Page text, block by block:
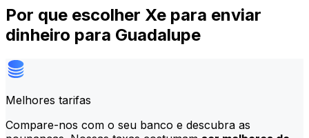
Por que escolher Xe para enviar
dinheiro para Guadalupe
Melhores tarifas
Compare-nos com o seu banco e descubra as